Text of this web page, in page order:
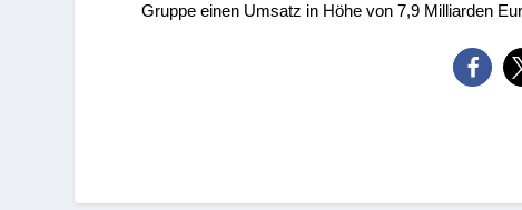
Gruppe einen Umsatz in Höhe von 7,9 Milliarden